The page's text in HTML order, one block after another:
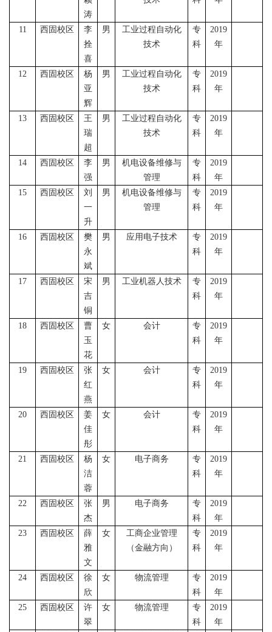
涛
11 西固校区
李
拴
喜
男
工业过程自动化
技术
专
科
2019
年
12 西固校区
杨
亚
辉
男
工业过程自动化
技术
专
科
2019
年
13 西固校区
王
瑞
超
男
工业过程自动化
技术
专
科
2019
年
14 西固校区
李
强
男
机电设备维修与
管理
专
科
2019
年
15
西固校区
刘
一
升
男
机电设备维修与
管理
专
科
2019
年
16 西固校区
樊
永
斌
男 应用电子技术
专
科
2019
年
17 西固校区
宋
吉
铜
男 工业机器人技术
专
科
2019
年
18 西固校区
曹
玉
花
女 会计
专
科
2019
年
19 西固校区
张
红
燕
女 会计
专
科
2019
年
20 西固校区
姜
佳
彤
女 会计
专
科
2019
年
21 西固校区
杨
洁
蓉
女 电子商务
专
科
2019
年
22 西固校区
张
杰
男 电子商务
专
科
2019
年
23
西固校区
薛
雅
文
女
工商企业管理
（金融方向）
专
科
2019
年
24 西固校区
徐
欣
女 物流管理
专
科
2019
年
25
西固校区
许
翠
女 物流管理
专
科
2019
年